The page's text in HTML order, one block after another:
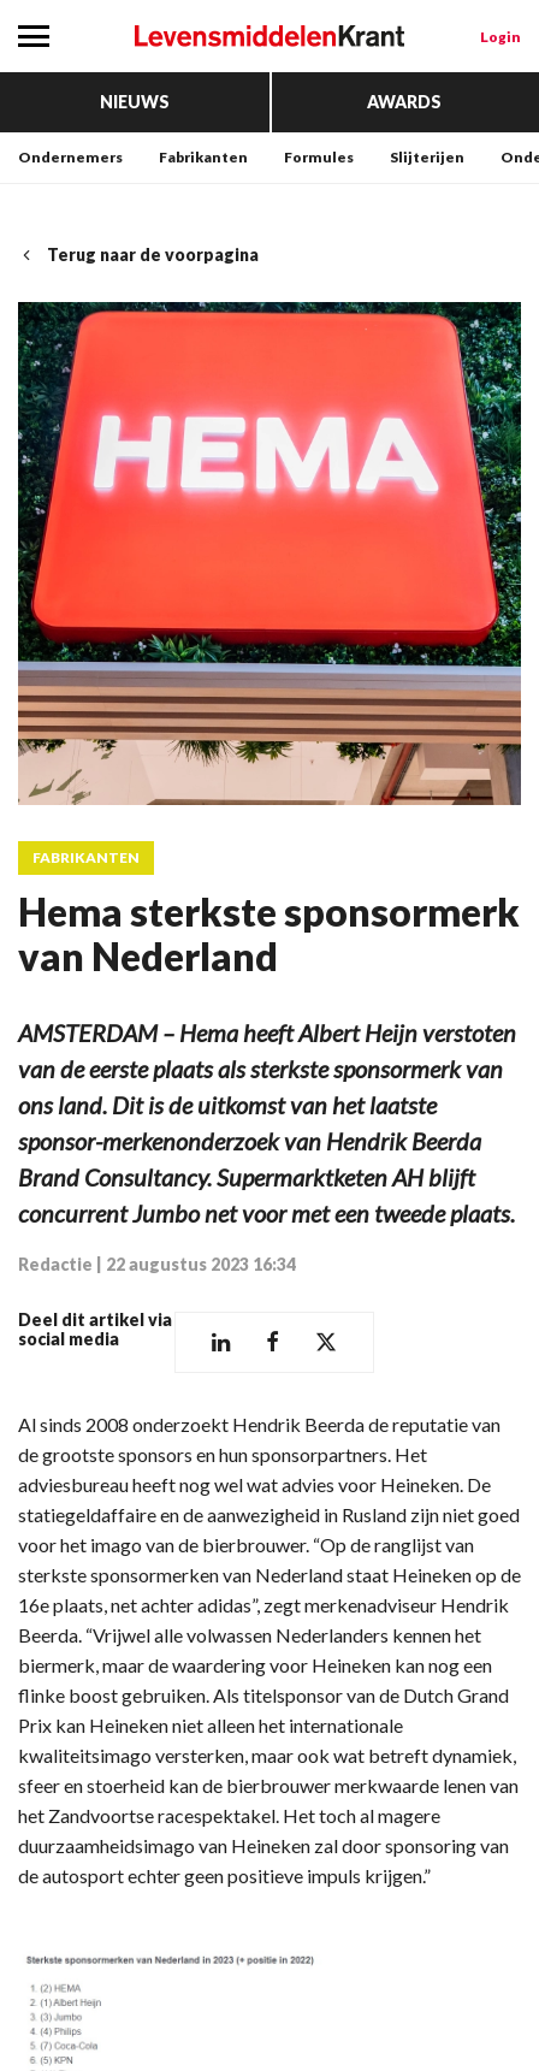
Login
NIEUWS AWARDS
Ondernemers Fabrikanten Formules Slijterijen
Terug naar de voorpagina
FABRIKANTEN
Hema sterkste sponsormerk
van Nederland
AMSTERDAM – Hema heeft Albert Heijn verstoten
van de eerste plaats als sterkste sponsormerk van
ons land. Dit is de uitkomst van het laatste
sponsor-merkenonderzoek van Hendrik Beerda
Brand Consultancy. Supermarktketen AH blijft
concurrent Jumbo net voor met een tweede plaats.
Redactie 22 augustus 2023 16:34
Deel dit artikel via
social media
Al sinds 2008 onderzoekt Hendrik Beerda de reputatie van
de grootste sponsors en hun sponsorpartners. Het
adviesbureau heeft nog wel wat advies voor Heineken. De
statiegeldaffaire en de aanwezigheid in Rusland zijn niet goed
voor het imago van de bierbrouwer. “Op de ranglijst van
sterkste sponsormerken van Nederland staat Heineken op de
16e plaats, net achter adidas”, zegt merkenadviseur Hendrik
Beerda. “Vrijwel alle volwassen Nederlanders kennen het
biermerk, maar de waardering voor Heineken kan nog een
flinke boost gebruiken. Als titelsponsor van de Dutch Grand
Prix kan Heineken niet alleen het internationale
kwaliteitsimago versterken, maar ook wat betreft dynamiek,
sfeer en stoerheid kan de bierbrouwer merkwaarde lenen van
het Zandvoortse racespektakel. Het toch al magere
duurzaamheidsimago van Heineken zal door sponsoring van
de autosport echter geen positieve impuls krijgen.”